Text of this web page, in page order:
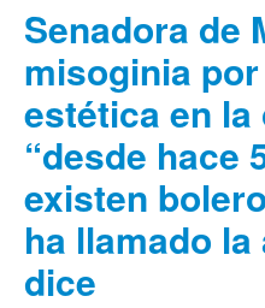
Senadora de
misoginia
estética en la
“desde hace
existen
ha llamado la
dice